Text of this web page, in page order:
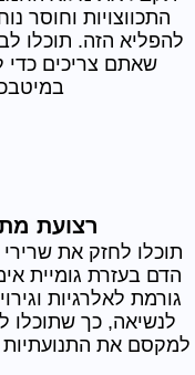
התכווצויות וחוסר
להפליא הזה. תוכלו
שאתם צריכים כדי
רצועת
תוכלו לחזק את
הדם בעזרת גומיית
גורמת לאלרגיות
לנשיאה, כך שתוכלו
למקסם את